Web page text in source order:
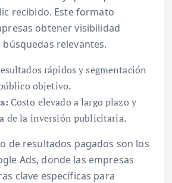
recibido. Este formato
obtener visibilidad
relevantes.
rápidos y segmentación
objetivo.
Costo elevado a largo plazo y
de la inversión publicitaria.
de resultados pagados son los
Ads, donde las empresas
clave específicas para